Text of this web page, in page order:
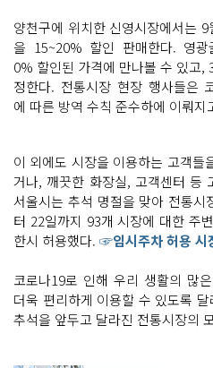
양천구에 위치한 신영시장에서는
을 15~20% 할인 판매한다. 영
0% 할인된 가격에 만나볼 수 있고,
정한다. 전통시장 현장 행사들은
에 따른 방역 수칙 준수하에 이뤄지
이 외에도 시장을 이용하는 고객들
거나, 깨끗한 화장실, 고객센터 등
서울시는 추석 명절을 맞아 전통
터 22일까지 93개 시장에 대한 주
한시 허용했다. ☞임시주차 허용 시
코로나19로 인해 우리 생활의 많
더욱 편리하게 이용할 수 있도록
추석을 앞두고 달라진 전통시장의